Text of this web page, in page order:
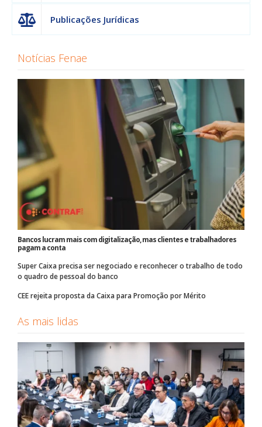
Publicações Jurídicas
Notícias Fenae
Bancos lucram mais com digitalização, mas clientes e trabalhadores
pagam a conta
Super Caixa precisa ser negociado e reconhecer o trabalho de todo
o quadro de pessoal do banco
CEE rejeita proposta da Caixa para Promoção por Mérito
As mais lidas